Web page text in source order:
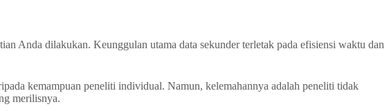
Anda dilakukan. Keunggulan utama data sekunder terletak pada efisiensi waktu dan
kemampuan peneliti individual. Namun, kelemahannya adalah peneliti tidak
merilisnya.